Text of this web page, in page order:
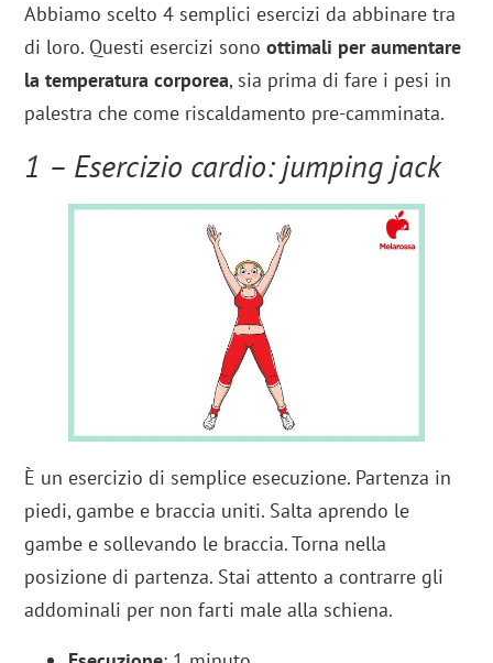
Abbiamo scelto 4 semplici esercizi da abbinare tra
di loro. Questi esercizi sonoottimali per aumentare
la temperatura corporea, sia prima di fare i pesi in
palestra che come riscaldamento pre-camminata.
1 – Esercizio cardio: jumping jack
È un esercizio di semplice esecuzione. Partenza in
piedi, gambe e braccia uniti. Salta aprendo le
gambe e sollevando le braccia. Torna nella
posizione di partenza. Stai attento a contrarre gli
addominali per non farti male alla schiena.